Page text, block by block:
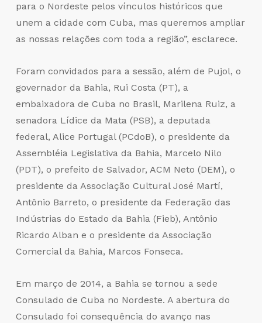
para o Nordeste pelos vínculos históricos que
unem a cidade com Cuba, mas queremos ampliar
as nossas relações com toda a região”, esclarece.
Foram convidados para a sessão, além de Pujol, o
governador da Bahia, Rui Costa (PT), a
embaixadora de Cuba no Brasil, Marilena Ruiz, a
senadora Lídice da Mata (PSB), a deputada
federal, Alice Portugal (PCdoB), o presidente da
Assembléia Legislativa da Bahia, Marcelo Nilo
(PDT), o prefeito de Salvador, ACM Neto (DEM), o
presidente da Associação Cultural José Martí,
Antônio Barreto, o presidente da Federação das
Indústrias do Estado da Bahia (Fieb), Antônio
Ricardo Alban e o presidente da Associação
Comercial da Bahia, Marcos Fonseca.
Em março de 2014, a Bahia se tornou a sede
Consulado de Cuba no Nordeste. A abertura do
Consulado foi consequência do avanço nas